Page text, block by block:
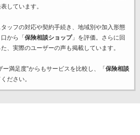
しています。
ッフの対応や契約手続き、地域別や加入形態
から「保険相談ショップ」を評価。さらに回
、実際のユーザーの声も掲載しています。
ー満足度”からもサービスを比較し、「保険相談
ださい。